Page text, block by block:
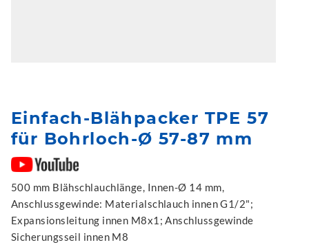
Einfach-Blähpacker TPE 57
für Bohrloch-Ø 57-87 mm
500 mm Blähschlauchlänge, Innen-Ø 14 mm,
Anschlussgewinde: Materialschlauch innen G1/2";
Expansionsleitung innen M8x1; Anschlussgewinde
Sicherungsseil innen M8